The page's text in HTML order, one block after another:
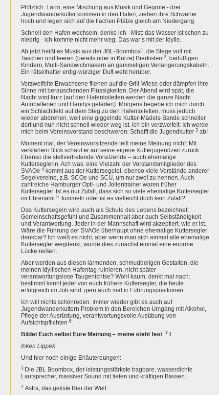
Plötzlich: Lärm, eine Mischung aus Musik und Gegröle - drei
Jugendwanderkutter kommen in den Hafen, ziehen ihre Schwerter
hoch und legen sich auf die flachen Plätze gleich am Niedergang.
Schnell den Hafen wechseln, denke ich - Mist: das Wasser ist schon zu
niedrig - ich komme nicht mehr weg. Das war’s mit der Idylle.
Ab jetzt heißt es Musik aus der JBL-Boombox1 , die Stege voll mit
Taschen und leeren (bereits oder in Kürze) Bierkisten 2, barfüßigen
Kindern, Multi-Sandwichmakern an gammeligen Verlängerungskabeln.
Ein rätselhafter erdig-würziger Duft weht herüber.
Verzweifelte Erwachsene fliehen auf die Grill-Wiese oder dämpfen ihre
Sinne mit berauschenden Flüssigkeiten. Der Abend wird spät, die
Nacht wird kurz (auf den Hafentoiletten werden die ganze Nacht
Autobatterien und Handys geladen). Morgens begebe ich mich durch
ein Schlachtfeld auf dem Steg zu den Hafentoiletten, muss jedoch
wieder abdrehen, weil eine giggelnde Kutter-Mädels-Bande schneller
dort und nun nicht schnell wieder weg ist. Ich bin verzweifelt: Ich werde
mich beim Vereinsvorstand beschweren: Schafft die Jugendkutter 3 ab!
Moment mal, der Vereinsvorsitzende teilt meine Meinung nicht: Mit
verklärtem Blick schaut er auf seine eigene Kutterjugendzeit zurück.
Ebenso die stellvertretende Vorsitzende – auch ehemalige
Kutterseglerin. Ach was: eine Vielzahl der Vorstandsmitglieder des
SVAOe 4 kommt aus der Kuttersegelei, ebenso viele Vorstände anderer
Segelvereine, z.B. SCOe und SCU, um nur zwei zu nennen. Auch
zahlreiche Hamburger Opti- und Jollentrainer waren früher
Kuttersegler. Ist es nur Zufall, dass sich so viele ehemalige Kuttersegler
im Ehrenamt 5 tummeln oder ist es vielleicht doch kein Zufall?
Das Kuttersegeln wird auch als Schule des Lebens bezeichnet:
Gemeinschaftsgefühl und Zusammenhalt aber auch Selbständigkeit
und Verantwortung. Jeder in der Mannschaft wird akzeptiert, wie er ist.
Wäre die Führung der SVAOe überhaupt ohne ehemalige Kuttersegler
denkbar? Ich weiß es nicht, aber wenn man sich einmal alle ehemalige
Kuttersegler wegdenkt, würde dies zunächst einmal eine enorme
Lücke reißen.
Aber werden aus diesen lärmenden, schmuddeligen Gestalten, die
meinen idyllischen Hafentag ruinieren, nicht später
verantwortungslose Taugenichtse? Wohl kaum, denkt mal nach:
bestimmt kennt jeder von euch frühere Kuttersegler, die heute
erfolgreich im Job sind, gern auch mal in Führungspositionen.
Ich will nichts schönreden: Immer wieder gibt es auch auf
Jugendwanderkuttern Problem in den Bereichen Umgang mit Alkohol,
Pflege der Ausrüstung, verantwortungsvolle Ausübung von
Aufsichtspflichten 6.
Bildet Euch selbst Eure Meinung – meine steht fest 7 !
Inken Lippek
Und hier noch einige Erläutereungen:
1
Die JBL Boombox, der leistungsstärkste tragbare, wasserdichte
Lautsprecher, massiver Sound mit tiefen und kräftigen Bässen.
2 Astra, das geilste Bier der Welt